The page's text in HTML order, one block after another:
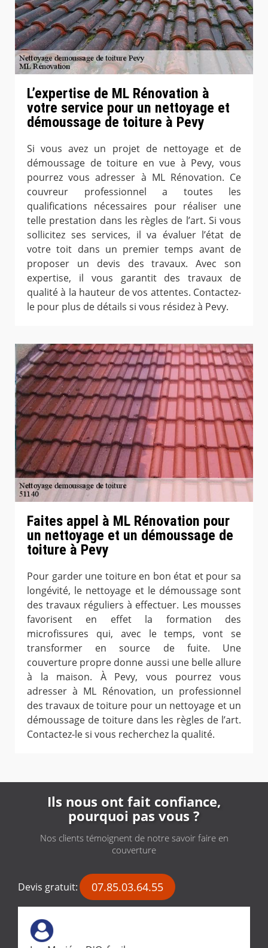
L’expertise de ML Rénovation à
votre service pour un nettoyage et
démoussage de toiture à Pevy
Si vous avez un projet de nettoyage et de
démoussage de toiture en vue à Pevy, vous
pourrez vous adresser à ML Rénovation. Ce
couvreur professionnel a toutes les
qualifications nécessaires pour réaliser une
telle prestation dans les règles de l’art. Si vous
sollicitez ses services, il va évaluer l’état de
votre toit dans un premier temps avant de
proposer un devis des travaux. Avec son
expertise, il vous garantit des travaux de
qualité à la hauteur de vos attentes. Contactez-
le pour plus de détails si vous résidez à Pevy.
Faites appel à ML Rénovation pour
un nettoyage et un démoussage de
toiture à Pevy
Pour garder une toiture en bon état et pour sa
longévité, le nettoyage et le démoussage sont
des travaux réguliers à effectuer. Les mousses
favorisent en effet la formation des
microfissures qui, avec le temps, vont se
transformer en source de fuite. Une
couverture propre donne aussi une belle allure
à la maison. À Pevy, vous pourrez vous
adresser à ML Rénovation, un professionnel
des travaux de toiture pour un nettoyage et un
démoussage de toiture dans les règles de l’art.
Contactez-le si vous recherchez la qualité.
Ils nous ont fait confiance,
pourquoi pas vous ?
Nos clients témoignent de notre savoir faire en
couverture
Devis gratuit: 07.85.03.64.55